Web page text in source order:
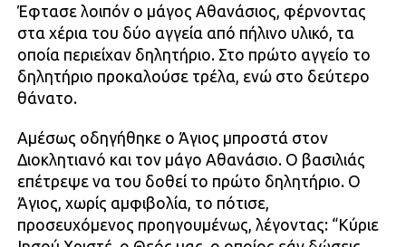
Έφτασε λοιπόν ο μάγος Αθανάσιος, φέρνοντας
στα χέρια του δύο αγγεία από πήλινο υλικό, τα
οποία περιείχαν δηλητήριο. Στο πρώτο αγγείο το
δηλητήριο προκαλούσε τρέλα, ενώ στο δεύτερο
θάνατο.
Αμέσως οδηγήθηκε ο Άγιος μπροστά στον
Διοκλητιανό και τον μάγο Αθανάσιο. Ο βασιλιάς
επέτρεψε να του δοθεί το πρώτο δηλητήριο. Ο
Άγιος, χωρίς αμφιβολία, το πότισε,
προσευχόμενος προηγουμένως, λέγοντας: “Κύριε